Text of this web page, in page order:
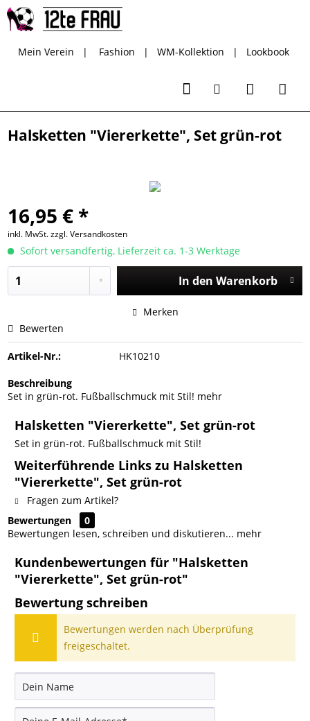
Mein Verein | Fashion | WM-Kollektion | Lookbook
Halsketten "Viererkette", Set grün-rot
16,95 € *
inkl. MwSt.zzgl. Versandkosten
Sofort versandfertig, Lieferzeit ca. 1-3 Werktage
In den Warenkorb
Merken
Bewerten
Artikel-Nr.: HK10210
Beschreibung
Set in grün-rot. Fußballschmuck mit Stil! mehr
Halsketten "Viererkette", Set grün-rot
Set in grün-rot. Fußballschmuck mit Stil!
Weiterführende Links zu Halsketten
"Viererkette", Set grün-rot
Fragen zum Artikel?
Bewertungen
0
Bewertungen lesen, schreiben und diskutieren... mehr
Kundenbewertungen für "Halsketten
"Viererkette", Set grün-rot"
Bewertung schreiben
Bewertungen werden nach Überprüfung
freigeschaltet.